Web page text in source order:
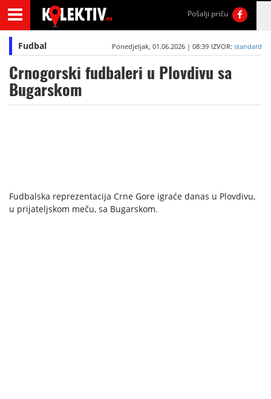
Pošalji priču
Fudbal Ponedjeljak, 01.06.2026 | 08:39 IZVOR: standard
Crnogorski fudbaleri u Plovdivu sa
Bugarskom
Fudbalska reprezentacija Crne Gore igraće danas u Plovdivu,
u prijateljskom meču, sa Bugarskom.